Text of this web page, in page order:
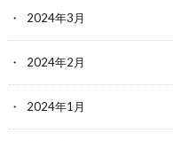
2024年3月
2024年2月
2024年1月